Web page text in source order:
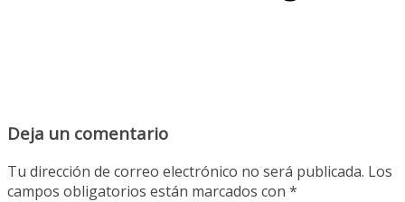
Deja un comentario
Tu dirección de correo electrónico no será publicada. Los
campos obligatorios están marcados con *